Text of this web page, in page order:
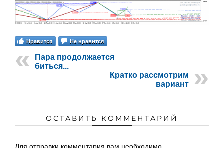
Нравится Не нравится
Пара продолжается
биться...
Кратко рассмотрим
вариант
ОСТАВИТЬ КОММЕНТАРИЙ
Для отправки комментария вам необходимо